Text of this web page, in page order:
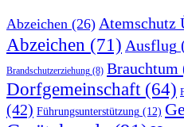
Abzeichen (26) Atemschutz
Abzeichen (71) Ausflug
Brandschutzerziehung (8) Brauchtum
Dorfgemeinschaft (64)
(42) Führungsunterstützung (12)